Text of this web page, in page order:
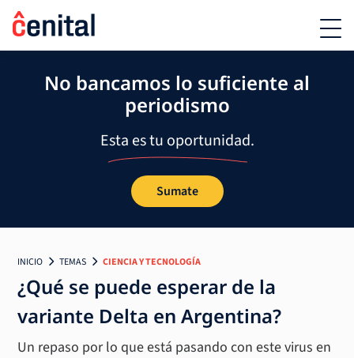
No bancamos lo suficiente al
periodismo
Esta es tu oportunidad.
Sumate
INICIO TEMAS CIENCIA Y TECNOLOGÍA
¿Qué se puede esperar de la
variante Delta en Argentina?
Un repaso por lo que está pasando con este virus en